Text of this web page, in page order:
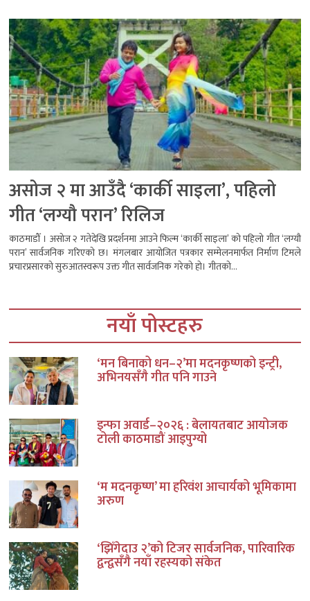
असोज २ मा आउँदै ‘कार्की साइला’, पहिलो
गीत ‘लग्यौ परान’ रिलिज
काठमाडौँ । असोज २ गतेदेखि प्रदर्शनमा आउने फिल्म ‘कार्की साइला’ को पहिलो गीत ‘लग्यौ
परान’ सार्वजनिक गरिएको छ। मंगलबार आयोजित पत्रकार सम्मेलनमार्फत निर्माण टिमले
प्रचारप्रसारको सुरुआतस्वरूप उक्त गीत सार्वजनिक गरेको हो। गीतको...
नयाँ पोस्टहरु
‘मन बिनाको धन–२’मा मदनकृष्णको इन्ट्री,
अभिनयसँगै गीत पनि गाउने
इन्फा अवार्ड–२०२६ : बेलायतबाट आयोजक
टोली काठमाडौं आइपुग्यो
‘म मदनकृष्ण’ मा हरिवंश आचार्यको भूमिकामा
अरुण
‘झिँगेदाउ २’को टिजर सार्वजनिक, पारिवारिक
द्वन्द्वसँगै नयाँ रहस्यको संकेत